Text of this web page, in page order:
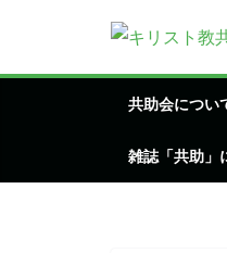
テ
共助会につい
雑誌「共助」